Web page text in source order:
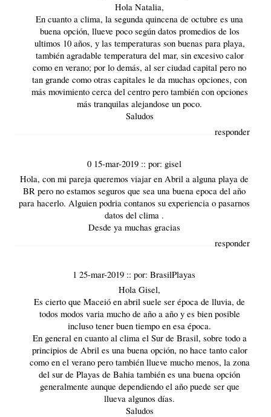
Hola Natalia,
En cuanto aclima, la segunda quincena de octubre es una
buena opción, llueve poco según datos promedios de los
ultimos 10 años, y las temperaturas son buenas para playa,
también agradable temperatura del mar, sin excesivo calor
como en verano; por lo demás, al ser ciudad capital pero no
tan grande como otras capitales le da muchas opciones, con
más movimiento cerca del centro pero también con opciones
más tranquilas alejandose un poco.
Saludos
responder
0 15-mar-2019 :: por: gisel
Hola, con mi pareja queremos viajar en Abril a alguna playa de
BR pero no estamos seguros que sea una buena epoca del año
para hacerlo. Alguien podria contanos su experiencia o pasarnos
datos del clima .
Desde ya muchas gracias
responder
1 25-mar-2019 ::por:BrasilPlayas
Hola Gisel,
Es cierto que Maceió en abril suele ser época de lluvia, de
todos modos varia mucho de año a año y es bien posible
incluso tener buen tiempo en esa época.
En general en cuanto al clima el Sur de Brasil, sobre todo a
principios de Abril es una buena opción, no hace tanto calor
como en el verano pero también llueve mucho menos, la zona
del sur dePlayas de Bahia también es una buena opción
generalmente aunque dependiendo el año puede ser que
llueva algunos días.
Saludos